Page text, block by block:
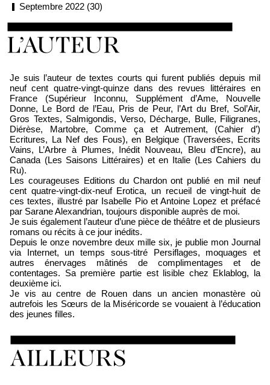
Septembre 2022 (30)
Je suis l’auteur de textes courts qui furent publiés depuis mil
neuf cent quatre-vingt-quinze dans des revues littéraires en
France (Supérieur Inconnu, Supplément d’Ame, Nouvelle
Donne, Le Bord de l’Eau, Pris de Peur, l’Art du Bref, Sol’Air,
Gros Textes, Salmigondis, Verso, Décharge, Bulle, Filigranes,
Diérèse, Martobre, Comme ça et Autrement, (Cahier d’)
Ecritures, La Nef des Fous), en Belgique (Traversées, Ecrits
Vains, L’Arbre à Plumes, Inédit Nouveau, Bleu d’Encre), au
Canada (Les Saisons Littéraires) et en Italie (Les Cahiers du
Ru).
Les courageuses Editions du Chardon ont publié en mil neuf
cent quatre-vingt-dix-neuf Erotica, un recueil de vingt-huit de
ces textes, illustré par Isabelle Pio et Antoine Lopez et préfacé
par Sarane Alexandrian, toujours disponible auprès de moi.
Je suis également l’auteur d’une pièce de théâtre et de plusieurs
romans ou récits à ce jour inédits.
Depuis le onze novembre deux mille six, je publie mon Journal
via Internet, un temps sous-titré Persiflages, moquages et
autres énervages mâtinés de complimentages et de
contentages. Sa première partie est lisible chez Eklablog, la
deuxième ici.
Je vis au centre de Rouen dans un ancien monastère où
autrefois les Sœurs de la Miséricorde se vouaient à l’éducation
des jeunes filles.